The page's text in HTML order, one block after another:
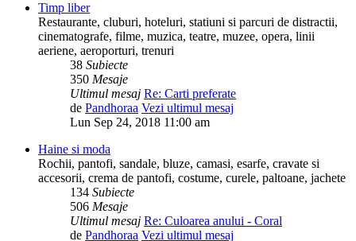
Timp liber
Restaurante, cluburi, hoteluri, statiuni si parcuri de distractii,
cinematografe, filme, muzica, teatre, muzee, opera, linii
aeriene, aeroporturi, trenuri
38 Subiecte
350 Mesaje
Ultimul mesaj Re: Carti preferate
de Pandhoraa Vezi ultimul mesaj
Lun Sep 24, 2018 11:00 am
Haine si moda
Rochii, pantofi, sandale, bluze, camasi, esarfe, cravate si
accesorii, crema de pantofi, costume, curele, paltoane, jachete
134 Subiecte
506 Mesaje
Ultimul mesaj Re: Culoarea anului - Coral
de Pandhoraa Vezi ultimul mesaj